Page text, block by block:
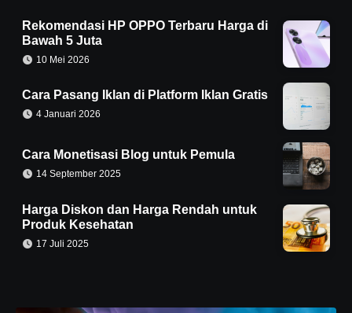
Rekomendasi HP OPPO Terbaru Harga di
Bawah 5 Juta
10 Mei 2026
Cara Pasang Iklan di Platform Iklan Gratis
4 Januari 2026
Cara Monetisasi Blog untuk Pemula
14 September 2025
Harga Diskon dan Harga Rendah untuk
Produk Kesehatan
17 Juli 2025